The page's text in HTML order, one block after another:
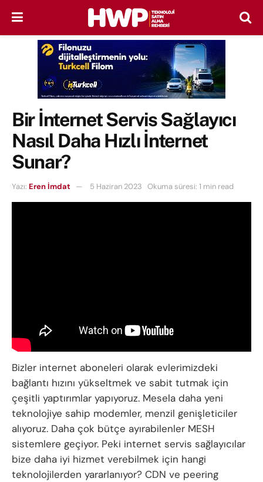
Bir İnternet Servis Sağlayıcı
Nasıl Daha Hızlı İnternet
Sunar?
Yazı: Eren İmdat 5 Haziran 2023 Okuma süresi: 1 min read
Bizler internet aboneleri olarak evlerimizdeki
bağlantı hızını yükseltmek ve sabit tutmak için
çeşitli yaptırımlar yapıyoruz. Mesela daha yeni
teknolojiye sahip modemler, menzil genişleticiler
alıyoruz. Daha çok bütçe ayırabilenler MESH
sistemlere geçiyor. Peki internet servis sağlayıcılar
bize daha iyi hizmet verebilmek için hangi
teknolojilerden yararlanıyor? CDN ve peering